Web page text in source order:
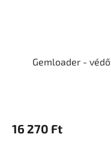
Gemloader -
16 270 Ft